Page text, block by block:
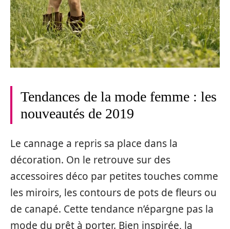
Tendances de la mode femme : les
nouveautés de 2019
Le cannage a repris sa place dans la
décoration. On le retrouve sur des
accessoires déco par petites touches comme
les miroirs, les contours de pots de fleurs ou
de canapé. Cette tendance n’épargne pas la
mode du prêt à porter. Bien inspirée, la